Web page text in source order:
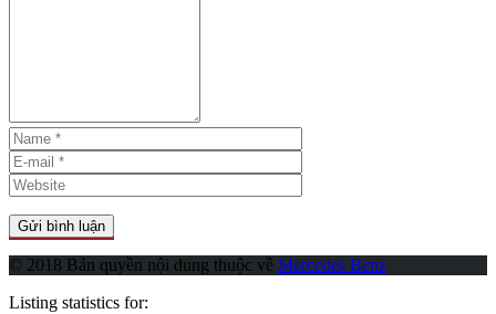
© 2018 Bản quyền nội dung thuộc về Mercedes Benz
Listing statistics for: